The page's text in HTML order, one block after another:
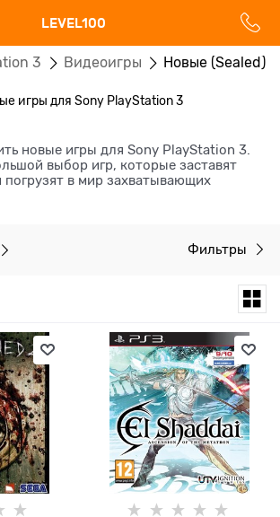
LEVEL100
3 Видеоигры Новые (Sealed)
игры для Sony PlayStation 3
новые игры для Sony PlayStation 3.
выбор игр, которые заставят
погрузят в мир захватывающих
Фильтры